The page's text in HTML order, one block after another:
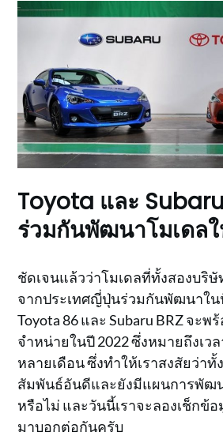
Toyota และ
ร่วมกันพัฒนาโมเดล
ชัดเจนแล้วว่าโมเดลที่ทั้งสองบริ
จากประเทศญี่ปุ่นร่วมกันพัฒนาใน
Toyota 86 และ Subaru BRZ จะพ
จำหน่ายในปี 2022 ซึ่งหมายถึงเว
หลายเดือน ซึ่งทำให้เราสงสัยว่าทั้
สัมพันธ์อันดีและยังมีแผนการพัฒ
หรือไม่ และวันนี้เราจะลองเช็กข้
มาบอกต่อกันครับ